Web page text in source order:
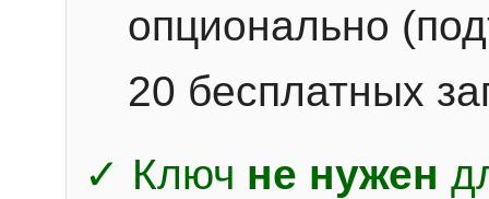
опционально
20 бесплатных
✓ Ключ не нужен